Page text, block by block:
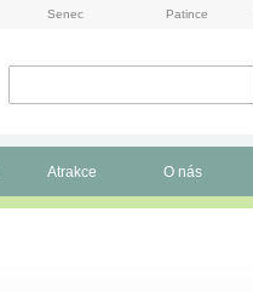
Senec Patince
Atrakce O nás